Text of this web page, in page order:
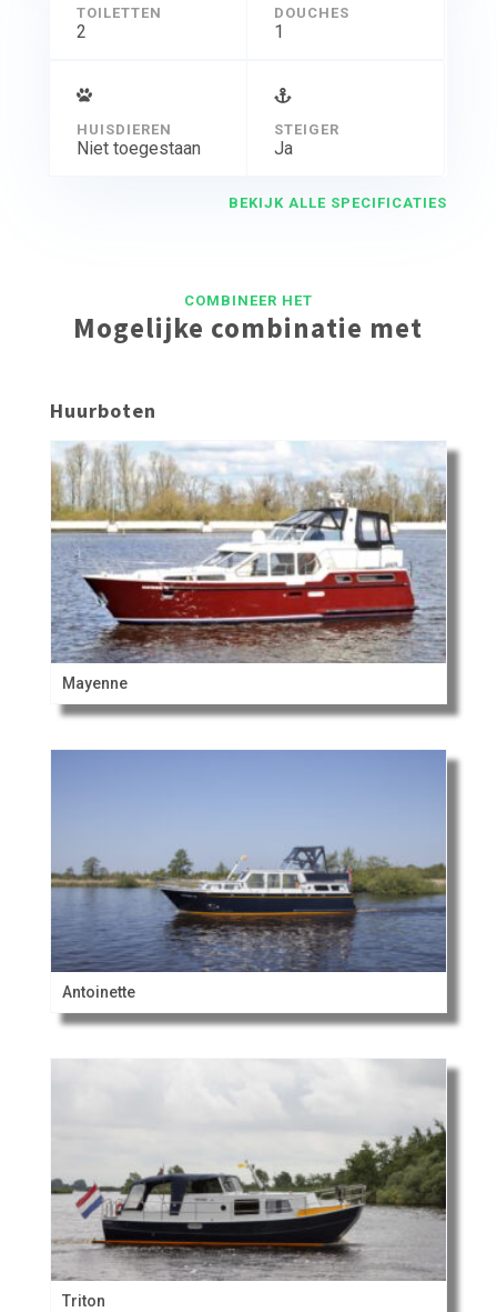
TOILETTEN
2
DOUCHES
1
HUISDIEREN
Niet toegestaan
STEIGER
Ja
BEKIJK ALLE SPECIFICATIES
COMBINEER HET
Mogelijke combinatie met
Huurboten
Mayenne
Antoinette
Triton